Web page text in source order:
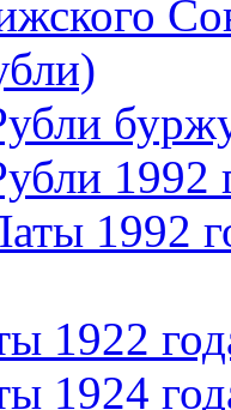
1992
1992
1922
1924